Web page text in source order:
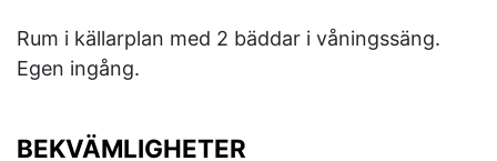
Rum i källarplan med 2 bäddar i våningssäng.
Egen ingång.
BEKVÄMLIGHETER